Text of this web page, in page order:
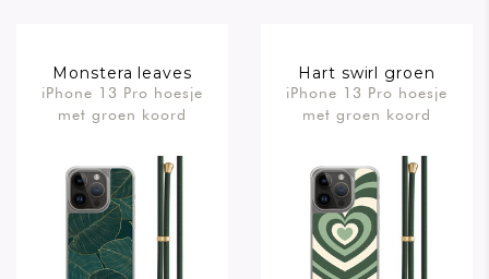
Monstera leaves
iPhone 13 Pro hoesje
met groen koord
Hart swirl groen
iPhone 13 Pro hoesje
met groen koord